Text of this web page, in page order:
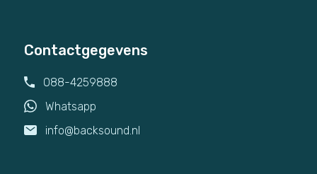
Contactgegevens
088-4259888
Whatsapp
info@backsound.nl